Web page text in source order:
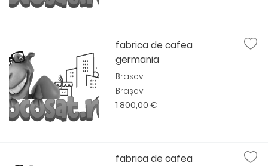
fabrica de cafea
germania
Brasov
Brașov
1 800,00 €
fabrica de cafea